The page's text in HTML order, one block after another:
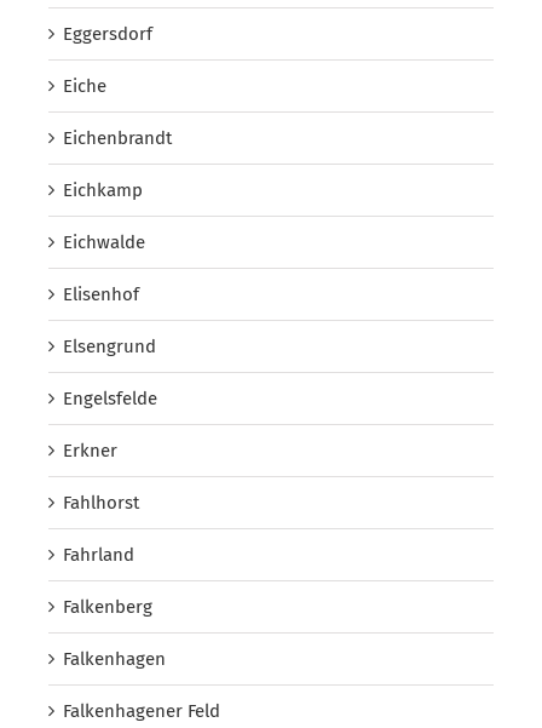
Eggersdorf
Eiche
Eichenbrandt
Eichkamp
Eichwalde
Elisenhof
Elsengrund
Engelsfelde
Erkner
Fahlhorst
Fahrland
Falkenberg
Falkenhagen
Falkenhagener Feld